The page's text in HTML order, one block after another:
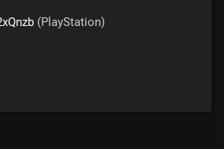
(PlayStation)